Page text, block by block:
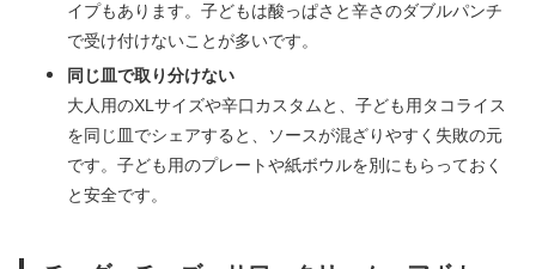
イプもあります。子どもは酸っぱさと辛さのダブルパンチ
で受け付けないことが多いです。
同じ皿で取り分けない
大人用のXLサイズや辛口カスタムと、子ども用タコライス
を同じ皿でシェアすると、ソースが混ざりやすく失敗の元
です。子ども用のプレートや紙ボウルを別にもらっておく
と安全です。